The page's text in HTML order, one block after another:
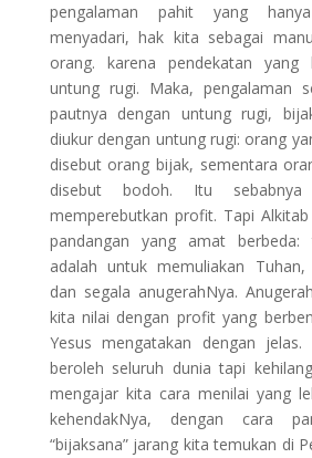
pengalaman pahit yang
menyadari, hak kita sebagai
orang. karena pendekatan yang
untung rugi. Maka, pengalaman
pautnya dengan untung rugi,
diukur dengan untung rugi: orang
disebut orang bijak, sementara
disebut bodoh. Itu sebabnya
memperebutkan profit. Tapi
pandangan yang amat
adalah untuk memuliakan
dan segala anugerahNya.
kita nilai dengan profit yang
Yesus mengatakan dengan
beroleh seluruh dunia tapi
mengajar kita cara menilai yang
kehendakNya, dengan cara
“bijaksana” jarang kita temukan di